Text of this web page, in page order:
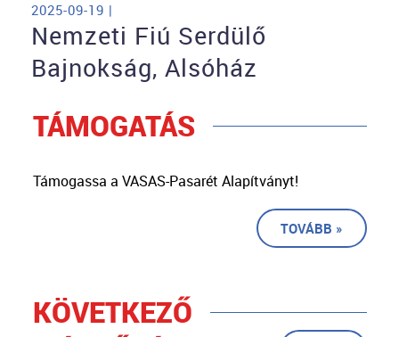
2025-09-19 |
Nemzeti Fiú Serdülő
Bajnokság, Alsóház
TÁMOGATÁS
Támogassa a VASAS-Pasarét Alapítványt!
TOVÁBB »
KÖVETKEZŐ